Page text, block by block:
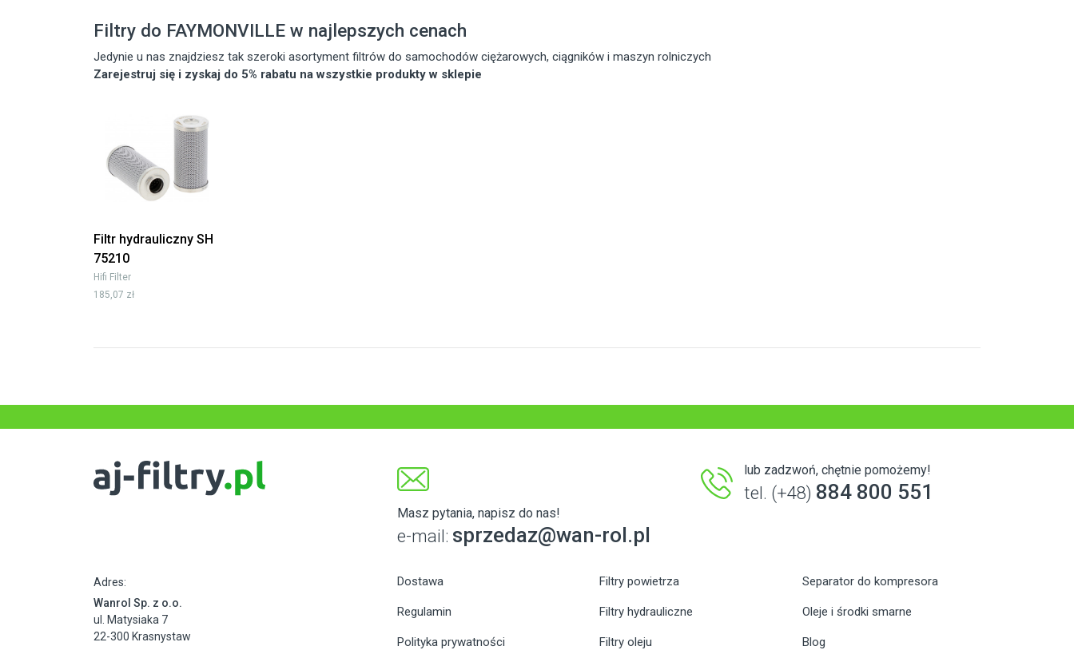
Filtry do FAYMONVILLE w najlepszych cenach
Jedynie u nas znajdziesz tak szeroki asortyment filtrów do samochodów ciężarowych, ciągników i maszyn rolniczych
Zarejestruj się i zyskaj do 5% rabatu na wszystkie produkty w sklepie
Filtr hydrauliczny SH
75210
Hifi Filter
185,07 zł
Masz pytania, napisz do nas!
e-mail: sprzedaz@wan-rol.pl
lub zadzwoń, chętnie pomożemy!
tel. (+48) 884 800 551
Adres:
Wanrol Sp. z o.o.
ul. Matysiaka 7
22-300 Krasnystaw
Dostawa
Regulamin
Polityka prywatności
Filtry powietrza
Filtry hydrauliczne
Filtry oleju
Separator do kompresora
Oleje i środki smarne
Blog